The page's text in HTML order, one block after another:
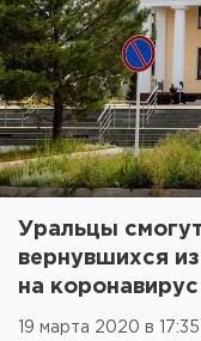
Уральцы
вернувшихся
на коронавирус
19 марта 2020 в 17:35